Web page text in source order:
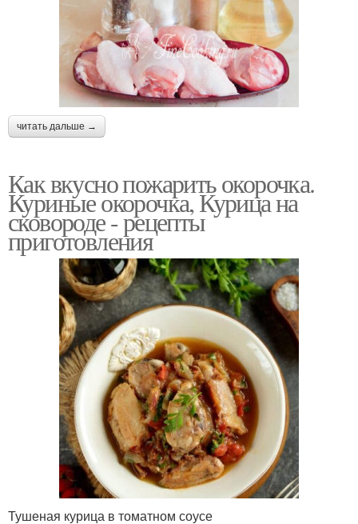
читать дальше →
Как вкусно пожарить окорочка.
Куриные окорочка, Курица на
сковороде - рецепты
приготовления
Тушеная курица в томатном соусе